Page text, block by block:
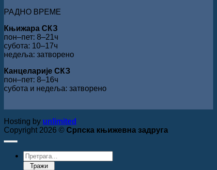
РАДНО ВРЕМЕ
Књижара СКЗ
пон‒пет: 8‒21ч
субота: 10‒17ч
недеља: затворено
Канцеларије СКЗ
пон‒пет: 8‒16ч
субота и недеља: затворено
Hosting by unlimited
Copyright 2026 © Српска књижевна задруга
Products
search
Тражи